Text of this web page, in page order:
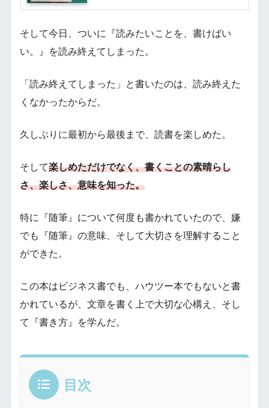
そして今日、ついに『読みたいことを、書けばい
い。』を読み終えてしまった。
「読み終えてしまった」と書いたのは、読み終えた
くなかったからだ。
久しぶりに最初から最後まで、読書を楽しめた。
そして楽しめただけでなく、書くことの素晴らし
さ、楽しさ、意味を知った。
特に『随筆』について何度も書かれていたので、嫌
でも『随筆』の意味、そして大切さを理解すること
ができた。
この本はビジネス書でも、ハウツー本でもないと書
かれているが、文章を書く上で大切な心構え、そし
て『書き方』を学んだ。
目次